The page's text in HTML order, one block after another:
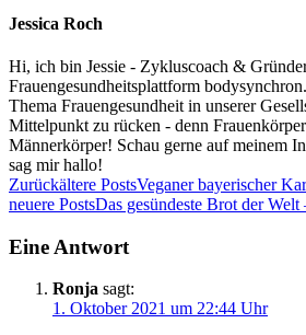
Jessica Roch
Hi, ich bin Jessie - Zykluscoach &
Frauengesundheitsplattform
Thema Frauengesundheit in unserer
Mittelpunkt zu rücken - denn
Männerkörper! Schau gerne auf meinem
sag mir hallo!
Zurückältere PostsVeganer bayerischer
neuere PostsDas gesündeste Brot der Welt
Eine Antwort
Ronja sagt:
1. Oktober 2021 um 22:44 Uhr